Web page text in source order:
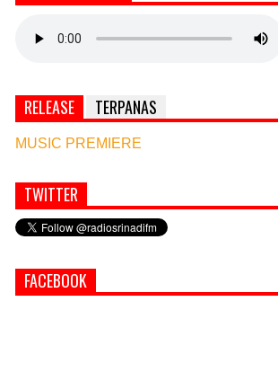
RELEASE TERPANAS
MUSIC PREMIERE
Simbol Persahabatan, RI Bangun Islamic Centre
di Afghanistan
PASAR MURAH
TWITTER
FACEBOOK